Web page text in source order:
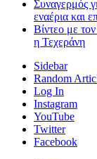
Συναγερμός
εναέρια και
Βίντεο με
η Τεχεράνη
Sidebar
Random
Log In
Instagram
YouTube
Twitter
Facebook